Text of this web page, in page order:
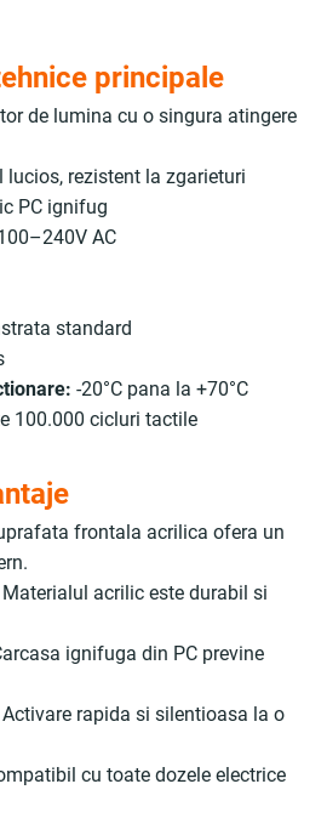
principale
de lumina cu o singura atingere
lucios, rezistent la zgarieturi
PC ignifug
AC
standard
-20°C pana la +70°C
100.000 cicluri tactile
frontala acrilica ofera un
Materialul acrilic este durabil si
ignifuga din PC previne
Activare rapida si silentioasa la o
cu toate dozele electrice